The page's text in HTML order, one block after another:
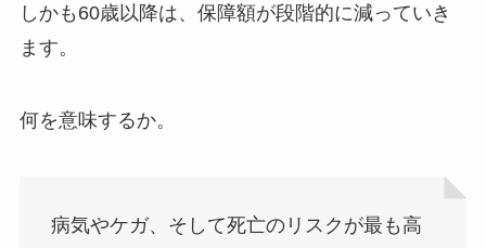
しかも60歳以降は、保障額が段階的に減っていき
ます。
何を意味するか。
病気やケガ、そして死亡のリスクが最も高